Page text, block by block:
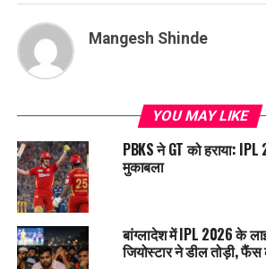
Mangesh Shinde
YOU MAY LIKE
PBKS ने GT को हराया:
मुकाबला
बांग्लादेश में IPL 2026 के
जियोस्टार ने डील तोड़ी,